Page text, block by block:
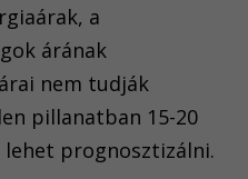
a
árának
nem tudják
pillanatban 15-20
lehet prognosztizálni.